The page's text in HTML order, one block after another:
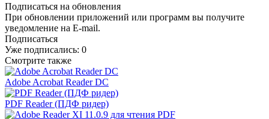
Подписаться на обновления
При обновлении приложений или программ вы получите
уведомление на E-mail.
Подписаться
Уже подписались: 0
Смотрите также
Adobe Acrobat Reader DC
PDF Reader (ПДФ ридер)